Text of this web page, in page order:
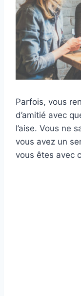
Parfois, vous
d’amitié avec
l’aise. Vous ne
vous avez un
vous êtes avec